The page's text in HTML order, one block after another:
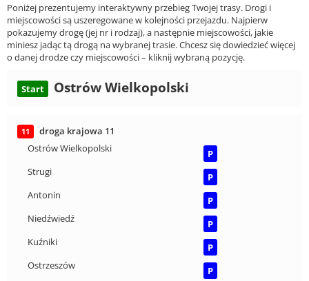
Poniżej prezentujemy interaktywny przebieg Twojej trasy. Drogi i
miejscowości są uszeregowane w kolejności przejazdu. Najpierw
pokazujemy drogę (jej nr i rodzaj), a następnie miejscowości, jakie
miniesz jadąc tą drogą na wybranej trasie. Chcesz się dowiedzieć więcej
o danej drodze czy miejscowości – kliknij wybraną pozycję.
Start Ostrów Wielkopolski
11
droga krajowa 11
Ostrów Wielkopolski
P
Strugi
P
Antonin
P
Niedźwiedź
P
Kuźniki
P
Ostrzeszów
P